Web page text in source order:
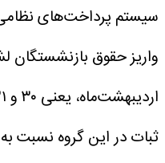
سیستم پرداخت‌های نظامی
واریز حقوق بازنشستگان
ثبات در این گروه نسبت